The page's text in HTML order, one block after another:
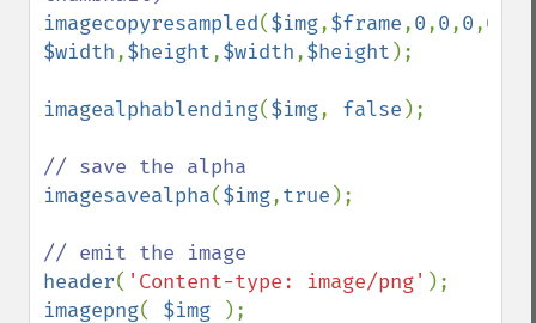
imagecopyresampled($img,$frame,0,0,0,0
$width,$height,$width,$height );
imagealphablending($img, false );
imagesavealpha($img,true );
header( 'Content-type: image/png'
imagepng( $img );